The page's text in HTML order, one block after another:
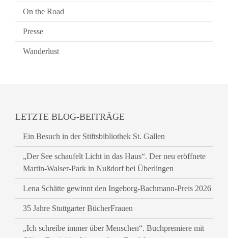
On the Road
Presse
Wanderlust
LETZTE BLOG-BEITRÄGE
Ein Besuch in der Stiftsbibliothek St. Gallen
„Der See schaufelt Licht in das Haus“. Der neu eröffnete
Martin-Walser-Park in Nußdorf bei Überlingen
Lena Schätte gewinnt den Ingeborg-Bachmann-Preis 2026
35 Jahre Stuttgarter BücherFrauen
„Ich schreibe immer über Menschen“. Buchpremiere mit